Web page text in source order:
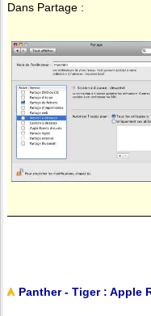
Dans Partage :
Panther - Tiger : Apple